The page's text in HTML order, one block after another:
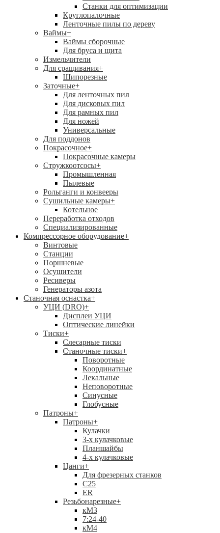
Станки для оптимизации
Круглопалочные
Ленточные пилы по дереву
Ваймы+
Ваймы сборочные
Для бруса и щита
Измельчители
Для сращивания+
Шипорезные
Заточные+
Для ленточных пил
Для дисковых пил
Для рамных пил
Для ножей
Универсальные
Для поддонов
Покрасочное+
Покрасочные камеры
Стружкоотсосы+
Промышленная
Пылевые
Рольганги и конвееры
Сушильные камеры+
Котельное
Переработка отходов
Специализированные
Компрессорное оборудование+
Винтовые
Станции
Поршневые
Осушители
Ресиверы
Генераторы азота
Станочная оснастка+
УЦИ (DRO)+
Дисплеи УЦИ
Оптические линейки
Тиски+
Слесарные тиски
Станочные тиски+
Поворотные
Координатные
Лекальные
Неповоротные
Синусные
Глобусные
Патроны+
Патроны+
Кулачки
3-х кулачковые
Планшайбы
4-х кулачковые
Цанги+
Для фрезерных станков
С25
ER
Резьбонарезные+
кМ3
7:24-40
кМ4